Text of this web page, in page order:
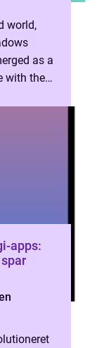
world,
as a
with the
apps: